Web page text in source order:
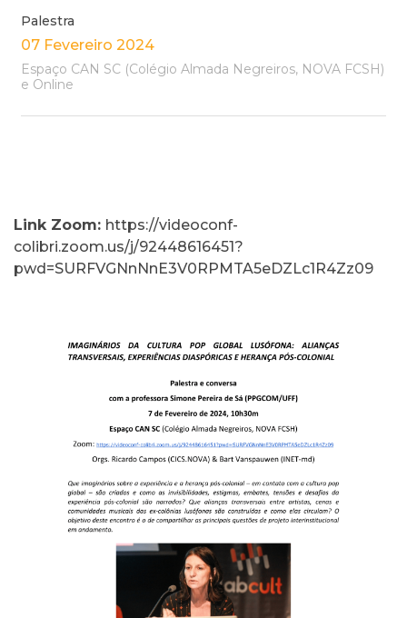
Link Zoom: https://videoconf-
colibri.zoom.us/j/92448616451?
pwd=SURFVGNnNnE3V0RPMTA5eDZLc1R4Zz09
Palestra
07 Fevereiro 2024
Espaço CAN SC (Colégio Almada Negreiros, NOVA FCSH)
e Online